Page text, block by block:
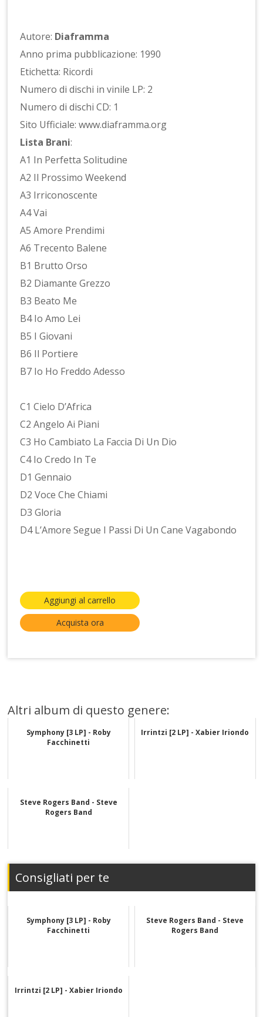
Autore: Diaframma
Anno prima pubblicazione: 1990
Etichetta: Ricordi
Numero di dischi in vinile LP: 2
Numero di dischi CD: 1
Sito Ufficiale: www.diaframma.org
Lista Brani:
A1 In Perfetta Solitudine
A2 Il Prossimo Weekend
A3 Irriconoscente
A4 Vai
A5 Amore Prendimi
A6 Trecento Balene
B1 Brutto Orso
B2 Diamante Grezzo
B3 Beato Me
B4 Io Amo Lei
B5 I Giovani
B6 Il Portiere
B7 Io Ho Freddo Adesso
C1 Cielo D’Africa
C2 Angelo Ai Piani
C3 Ho Cambiato La Faccia Di Un Dio
C4 Io Credo In Te
D1 Gennaio
D2 Voce Che Chiami
D3 Gloria
D4 L’Amore Segue I Passi Di Un Cane Vagabondo
Aggiungi al carrello
Acquista ora
Altri album di questo genere:
Symphony [3 LP] - Roby
Facchinetti
Irrintzi [2 LP] - Xabier Iriondo
Steve Rogers Band - Steve
Rogers Band
Consigliati per te
Symphony [3 LP] - Roby
Facchinetti
Steve Rogers Band - Steve
Rogers Band
Irrintzi [2 LP] - Xabier Iriondo